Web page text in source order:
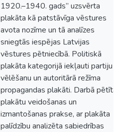
1920.–1940. gads” uzsvērta
plakāta kā patstāvīga vēstures
avota nozīme un tā analīzes
sniegtās iespējas Latvijas
vēstures pētniecībā. Politiskā
plakāta kategorijā iekļauti partiju
vēlēšanu un autoritārā režīma
propagandas plakāti. Darbā pētīta
plakātu veidošanas un
izmantošanas prakse, ar plakāta
palīdzību analizēta sabiedrības